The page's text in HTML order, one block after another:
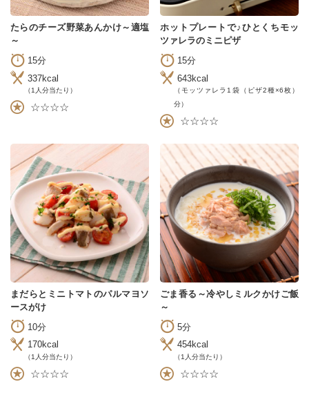
たらのチーズ野菜あんかけ～適塩
～
15分
337kcal
（1人分当たり）
☆☆☆☆
ホットプレートで♪ひとくちモッ
ツァレラのミニピザ
15分
643kcal
（モッツァレラ1袋（ピザ2種×6枚）
分）
☆☆☆☆
まだらとミニトマトのパルマヨソ
ースがけ
10分
170kcal
（1人分当たり）
☆☆☆☆
ごま香る～冷やしミルクかけご飯
～
5分
454kcal
（1人分当たり）
☆☆☆☆